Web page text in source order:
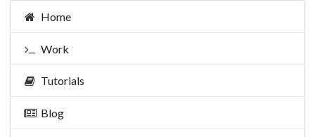
Home
Work
Tutorials
Blog